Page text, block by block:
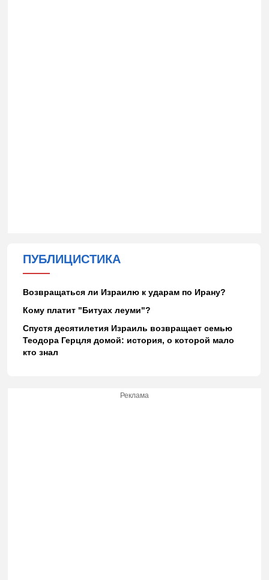
ПУБЛИЦИСТИКА
Возвращаться ли Израилю к ударам по Ирану?
Кому платит "Битуах леуми"?
Спустя десятилетия Израиль возвращает семью
Теодора Герцля домой: история, о которой мало
кто знал
Реклама